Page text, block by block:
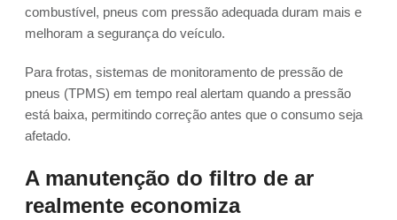
combustível, pneus com pressão adequada duram mais e
melhoram a segurança do veículo.
Para frotas, sistemas de monitoramento de pressão de
pneus (TPMS) em tempo real alertam quando a pressão
está baixa, permitindo correção antes que o consumo seja
afetado.
A manutenção do filtro de ar
realmente economiza